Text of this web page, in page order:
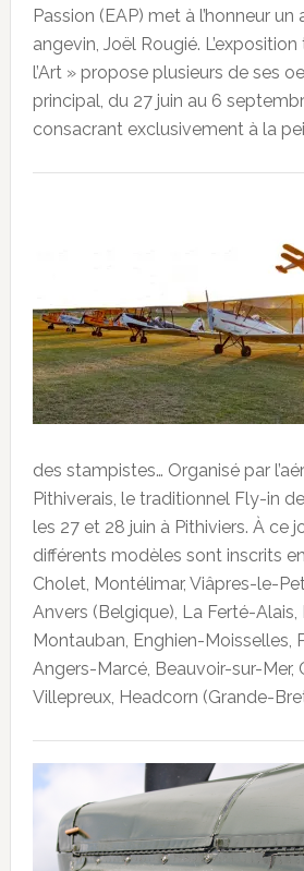
Passion (EAP) met à l’honneur
angevin, Joël Rougié. L’exposition
l’Art » propose plusieurs de ses
principal, du 27 juin au 6
consacrant exclusivement à la
des stampistes… Organisé par
Pithiverais, le traditionnel Fly-in
les 27 et 28 juin à Pithiviers. À ce
différents modèles sont inscrits
Cholet, Montélimar, Viâpres-le-
Anvers (Belgique), La Ferté-Alais,
Montauban, Enghien-Moisselles,
Angers-Marcé, Beauvoir-sur-Mer,
Villepreux, Headcorn (Grande-